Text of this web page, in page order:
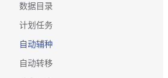
数据目录
计划任务
自动辅种
自动转移